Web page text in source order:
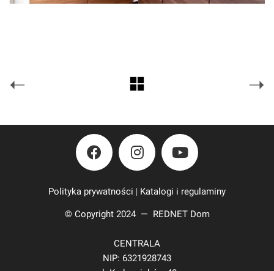
Polityka prywatności | Katalogi i regulaminy
© Copyright 2024 — REDNET Dom
CENTRALA
NIP: 6321928743